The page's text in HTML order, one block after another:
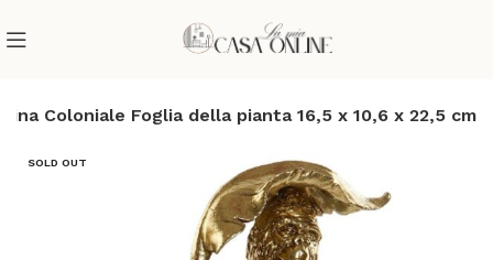
Coloniale Foglia della pianta 16,5 x 10,6 x 22,5 cm
SOLD OUT